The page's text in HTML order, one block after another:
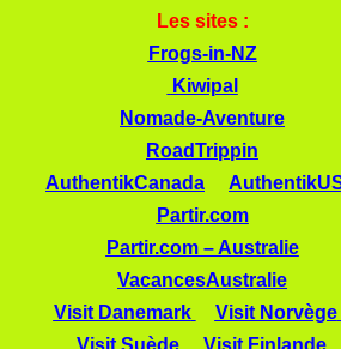
Les sites :
Frogs-in-NZ
Kiwipal
Nomade-Aventure
RoadTrippin
AuthentikCanada
Partir.com
Partir.com – Australie
VacancesAustralie
Visit Danemark
Visit Norvège
Visit Suède
Visit Finlande